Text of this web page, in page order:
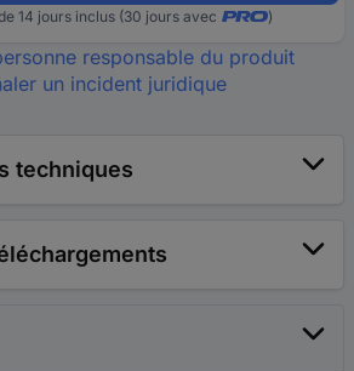
14 jours inclus (30 jours avec )
responsable du produit
un incident juridique
techniques